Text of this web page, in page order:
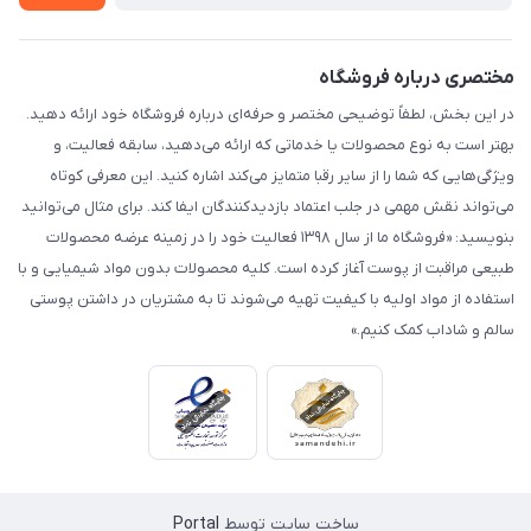
مختصری درباره فروشگاه
در این بخش، لطفاً توضیحی مختصر و حرفه‌ای درباره فروشگاه خود ارائه دهید.
بهتر است به نوع محصولات یا خدماتی که ارائه می‌دهید، سابقه فعالیت، و
ویژگی‌هایی که شما را از سایر رقبا متمایز می‌کند اشاره کنید. این معرفی کوتاه
می‌تواند نقش مهمی در جلب اعتماد بازدیدکنندگان ایفا کند. برای مثال می‌توانید
بنویسید: «فروشگاه ما از سال ۱۳۹۸ فعالیت خود را در زمینه عرضه محصولات
طبیعی مراقبت از پوست آغاز کرده است. کلیه محصولات بدون مواد شیمیایی و با
استفاده از مواد اولیه با کیفیت تهیه می‌شوند تا به مشتریان در داشتن پوستی
سالم و شاداب کمک کنیم.»
ساخت سایت توسط Portal